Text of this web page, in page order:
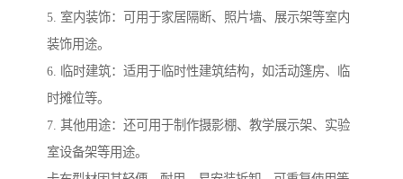
5. 室内装饰：可用于家居隔断、照片墙、展示架等室内
装饰用途。
6. 临时建筑：适用于临时性建筑结构，如活动篷房、临
时摊位等。
7. 其他用途：还可用于制作摄影棚、教学展示架、实验
室设备架等用途。